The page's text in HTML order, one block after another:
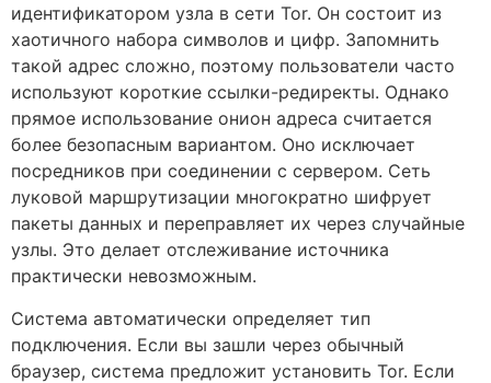
идентификатором узла в сети Tor. Он состоит из
хаотичного набора символов и цифр. Запомнить
такой адрес сложно, поэтому пользователи часто
используют короткие ссылки-редиректы. Однако
прямое использование онион адреса считается
более безопасным вариантом. Оно исключает
посредников при соединении с сервером. Сеть
луковой маршрутизации многократно шифрует
пакеты данных и переправляет их через случайные
узлы. Это делает отслеживание источника
практически невозможным.
Система автоматически определяет тип
подключения. Если вы зашли через обычный
браузер, система предложит установить Tor. Если